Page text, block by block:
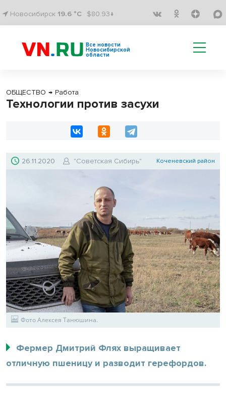
Новосибирск 19.6 °C $80.93↓
Все новости
Новосибирской
области
ОБЩЕСТВО → Работа
Технологии против засухи
26.11.2020 "Советская Сибирь" Коченевский район
Фото Алексея Танюшина.
Фермер Дмитрий Флях выращивает
отличную пшеницу и разводит герефордов.